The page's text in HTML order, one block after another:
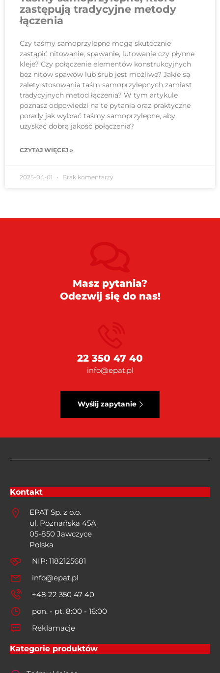
zastępują tradycyjne metody
łączenia
Czy taśmy samoprzylepne mogą skutecznie
zastąpić nitowanie, spawanie, lutowanie czy płynne
kleje? Czy połączenie elementów konstrukcyjnych
bez nitów spawów lub śrub jest możliwe? Jakie są
zalety stosowania taśm samoprzylepnych zamiast
tradycyjnych metod łączenia? W tym artykule
poznasz odpowiedzi na te pytania oraz praktyczne
porady jak wybrać taśmy samoprzylepne, aby
uzyskać dobrą jakość połączenia?
CZYTAJ WIĘCEJ »
2025-04-01 Brak komentarzy
Masz pytania?
Odezwij się do nas!
22 350 47 40
info@epat.pl
Wyślij zapytanie
Kontakt
EPAT Sp. z o.o.
ul. Poznańska 45A
05-850 Jawczyce
Polska
NIP: 1182125681
info@epat.pl
+48 22 350 47 40
pon. - pt. 8:00 - 16:00
Reklamacje
Kategorie produktów